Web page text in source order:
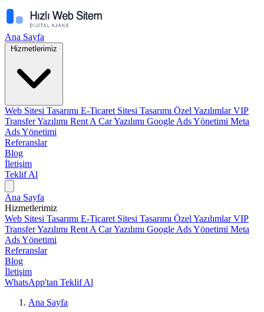
Ana Sayfa
Hizmetlerimiz
Web Sitesi Tasarımı E-Ticaret Sitesi Tasarımı Özel YazılımlarVIP
Transfer Yazılımı Rent A Car Yazılımı Google Ads Yönetimi Meta
Ads Yönetimi
Referanslar
Blog
İletişim
Teklif Al
Ana Sayfa
Hizmetlerimiz
Web Sitesi Tasarımı E-Ticaret Sitesi Tasarımı Özel YazılımlarVIP
Transfer Yazılımı Rent A Car Yazılımı Google Ads Yönetimi Meta
Ads Yönetimi
Referanslar
Blog
İletişim
WhatsApp'tan Teklif Al
Ana Sayfa